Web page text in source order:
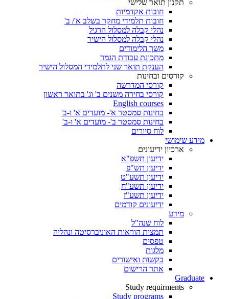
תקנון תואר שלישי
חובות אקדמיות
חובות תלמידי מחקר בשלב א'/ ב'
נהלי קבלה למסלול הרגיל
נהלי קבלה למסלול הישיר
משך הלימודים
מתכונת עבודת הגמר
הענקת תואר שני לתלמידי המסלול הישיר
קורסים ובחינות
קורסי המדרשה
קורסי בחירה משנים ב' וג' בתואר ראשון
English courses
בחינות סמסטר א'- מועדים א' ו-ב'
בחינות סמסטר ב'- מועדים א' ו-ב'
לוח סיורים
מידע שימושי
ארכיון ידיעונים
ידיעון תשפ"א
ידיעון תש"פ
ידיעון תשע"ט
ידיעון תשע"ח
ידיעון תשע"ז
ידיעונים קודמים
מידע
לוח שנה"ל
תמצית הוראות האוניברסיטה ונהליה
טפסים
מלגות
בקשות ואישורים
אתר הרישום
Graduate
Study requirments
Study programs